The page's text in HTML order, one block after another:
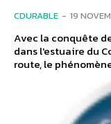
CDURABLE - 19
Avec la conquête
dans l'estuaire du
route, le